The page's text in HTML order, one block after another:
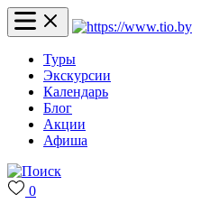
Туры
Экскурсии
Календарь
Блог
Акции
Афиша
0